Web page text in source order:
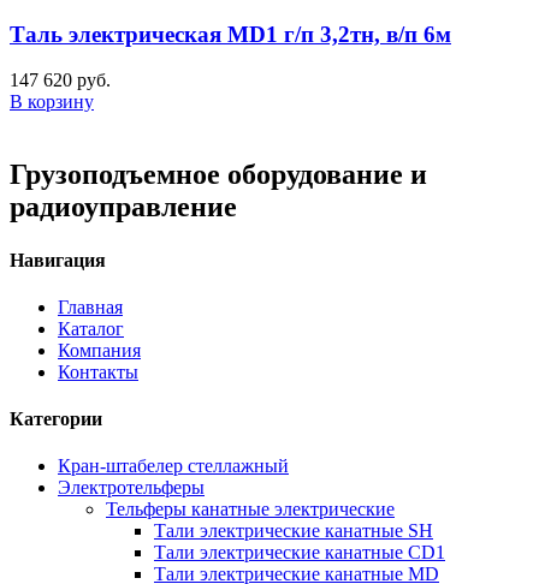
Таль электрическая MD1 г/п 3,2тн, в/п 6м
147 620 руб.
В корзину
Грузоподъемное оборудование и
радиоуправление
Навигация
Главная
Каталог
Компания
Контакты
Категории
Кран-штабелер стеллажный
Электротельферы
Тельферы канатные электрические
Тали электрические канатные SH
Тали электрические канатные CD1
Тали электрические канатные MD